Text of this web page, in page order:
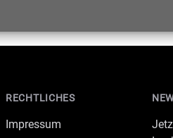
RECHTLICHES
Impressum